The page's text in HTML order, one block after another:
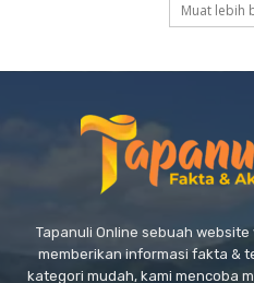
Muat lebih
Tapanuli Online sebuah
memberikan informasi fakta &
kategori mudah, kami mencoba